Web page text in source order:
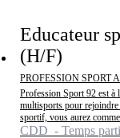
Educateur
(H/F)
PROFESSION SPORT
Profession Sport 92 est à
multisports pour rejoindre
sportif, vous aurez comme
CDD - Temps